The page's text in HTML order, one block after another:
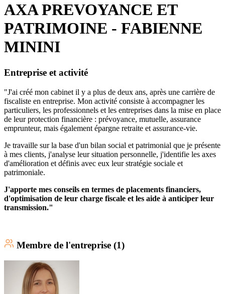
AXA PREVOYANCE ET
PATRIMOINE - FABIENNE
MININI
Entreprise et activité
"J'ai créé mon cabinet il y a plus de deux ans, après une carrière de
fiscaliste en entreprise. Mon activité consiste à accompagner les
particuliers, les professionnels et les entreprises dans la mise en place
de leur protection financière : prévoyance, mutuelle, assurance
emprunteur, mais également épargne retraite et assurance-vie.
Je travaille sur la base d'un bilan social et patrimonial que je présente
à mes clients, j'analyse leur situation personnelle, j'identifie les axes
d'amélioration et définis avec eux leur stratégie sociale et
patrimoniale.
J'apporte mes conseils en termes de placements financiers,
d'optimisation de leur charge fiscale et les aide à anticiper leur
transmission."
Membre de l'entreprise (1)